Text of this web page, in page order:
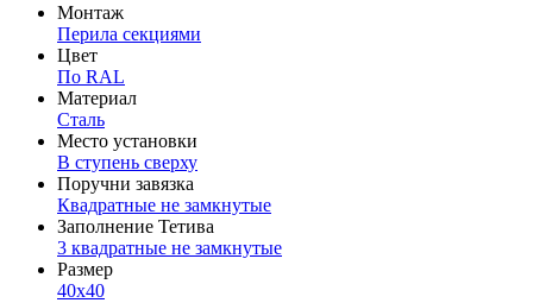
Монтаж
Перила секциями
Цвет
По RAL
Материал
Сталь
Место установки
В ступень сверху
Поручни завязка
Квадратные не замкнутые
Заполнение Тетива
3 квадратные не замкнутые
Размер
40х40